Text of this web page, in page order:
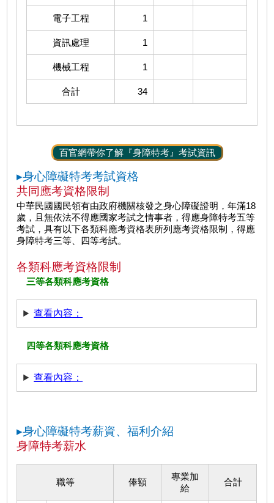
電子工程 1
資訊處理 1
機械工程 1
合計 34
百官網帶你了解『身障特考』考試資訊
▸身心障礙特考考試資格
共同應考資格限制
中華民國國民領有由政府機關核發之身心障礙證明，年滿18
歲，且無依法不得應國家考試之情事者，得應身障特考五等
考試，具有以下各類科應考資格表所列應考資格限制，得應
身障特考三等、四等考試。
各類科應考資格限制
三等各類科應考資格
查看內容：
四等各類科應考資格
查看內容：
▸身心障礙特考薪資、福利介紹
身障特考薪水
職等 俸額
專業加
給
合計